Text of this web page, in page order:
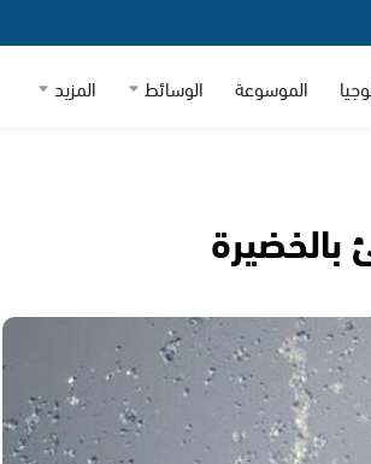
الموسوعة الوسائط المزيد